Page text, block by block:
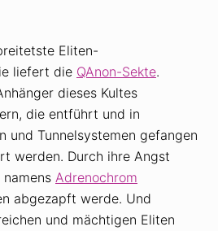
Eliten-
liefert die QAnon-Sekte.
dieses Kultes
die entführt und in
und Tunnelsystemen gefangen
werden. Durch ihre Angst
Adrenochrom
abgezapft werde. Und
und mächtigen Eliten